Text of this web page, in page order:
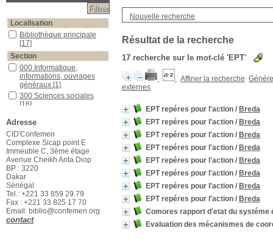
Nouvelle recherche
Résultat de la recherche
17 recherche sur le mot-clé 'EPT'
Affiner la recherche
externes
EPT repéres pour l'action / Breda
EPT repéres pour l'action / Breda
EPT repéres pour l'action / Breda
EPT repéres pour l'action / Breda
EPT repéres pour l'action / Breda
EPT repéres pour l'action / Breda
EPT repéres pour l'action / Breda
EPT repéres pour l'action / Breda
Comores rapport d'etat du systéme
Evaluation des mécanismes de
Localisation
Bibliothèque principale
[17]
Section
000 Informatique,
informations, ouvrages
généraux [1]
300 Sciences sociales
[16]
Adresse
CID'Confemen
Complexe Sicap point E
Immeuble C, 3ème étage
Avenue Cheikh Anta Diop
BP : 3220
Dakar
Sénégal
Tel.: +221 33 859 29 79
Fax : +221 33 825 17 70
Email: biblio@confemen.org
contact